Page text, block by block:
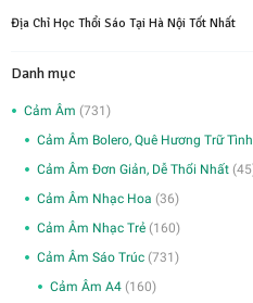
Địa Chỉ Học Thổi Sáo Tại Hà Nội Tốt Nhất
Danh mục
Cảm Âm (731)
Cảm Âm Bolero, Quê Hương Trữ Tình
Cảm Âm Đơn Giản, Dễ Thổi Nhất
Cảm Âm Nhạc Hoa (36)
Cảm Âm Nhạc Trẻ (160)
Cảm Âm Sáo Trúc (731)
Cảm Âm A4 (160)